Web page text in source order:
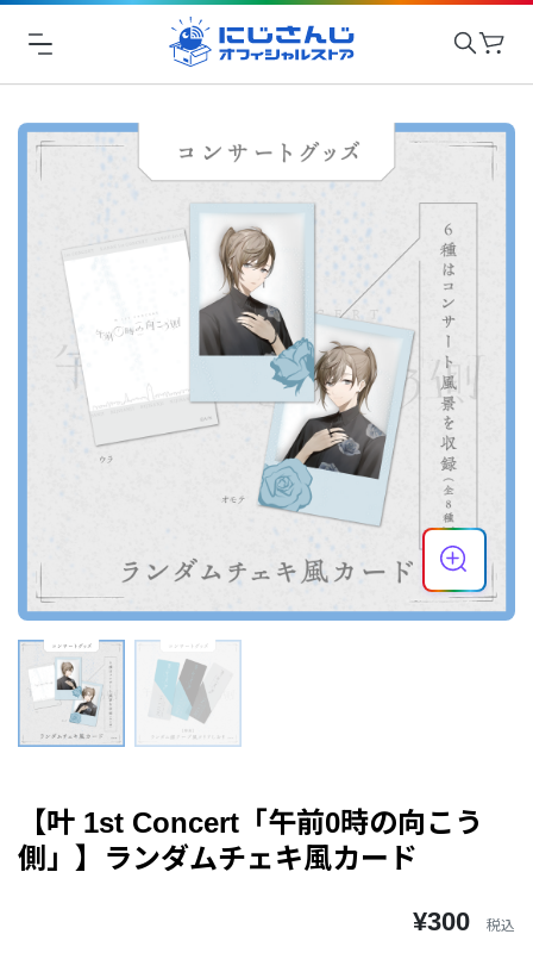
【叶 1st Concert「午前0時の向こう
側」】ランダムチェキ風カード
¥300 税込